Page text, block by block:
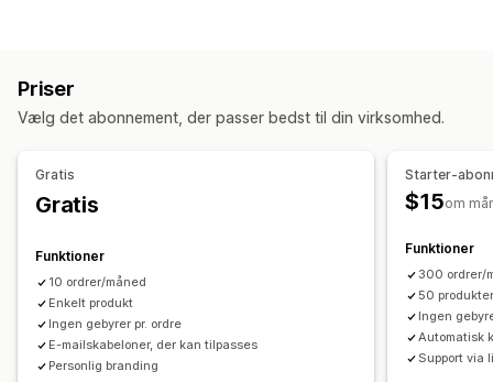
Filsikkerhed
Adgangskode
Priser
Vælg det abonnement, der passer bedst til din virksomhed.
Gratis
Gratis
Funktioner
10 ordrer/måned
Enkelt produkt
Ingen gebyrer pr. ordre
E-mailskabeloner, der kan tilpasses
Personlig branding
Starter-
$15om
Funktioner
300 ordrer/
50
Ingen
Automatisk
Support via